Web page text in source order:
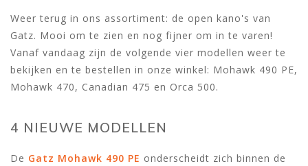
Weer terug in ons assortiment: de open kano's van
Gatz. Mooi om te zien en nog fijner om in te varen!
Vanaf vandaag zijn de volgende vier modellen weer te
bekijken en te bestellen in onze winkel: Mohawk 490 PE,
Mohawk 470, Canadian 475 en Orca 500.
4 NIEUWE MODELLEN
De Gatz Mohawk 490 PE onderscheidt zich binnen de